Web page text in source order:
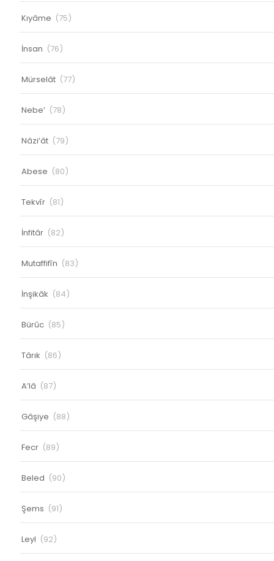
Kıyâme (75)
İnsan (76)
Mürselât (77)
Nebe’ (78)
Nâzi’ât (79)
Abese (80)
Tekvîr (81)
İnfitâr (82)
Mutaffifîn (83)
İnşikâk (84)
Bürûc (85)
Târık (86)
A’lâ (87)
Gâşiye (88)
Fecr (89)
Beled (90)
Şems (91)
Leyl (92)